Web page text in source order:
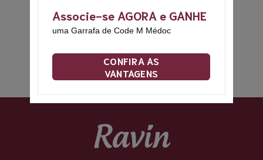
Associe-se AGORA e GANHE
uma Garrafa de Code M Médoc
CONFIRA AS
VANTAGENS